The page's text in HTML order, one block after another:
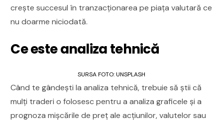
crește succesul în tranzacționarea pe piața valutară ce
nu doarme niciodată.
Ce este analiza tehnică
SURSA FOTO: UNSPLASH
Când te gândești la analiza tehnică, trebuie să știi că
mulți traderi o folosesc pentru a analiza graficele și a
prognoza mișcările de preț ale acțiunilor, valutelor sau